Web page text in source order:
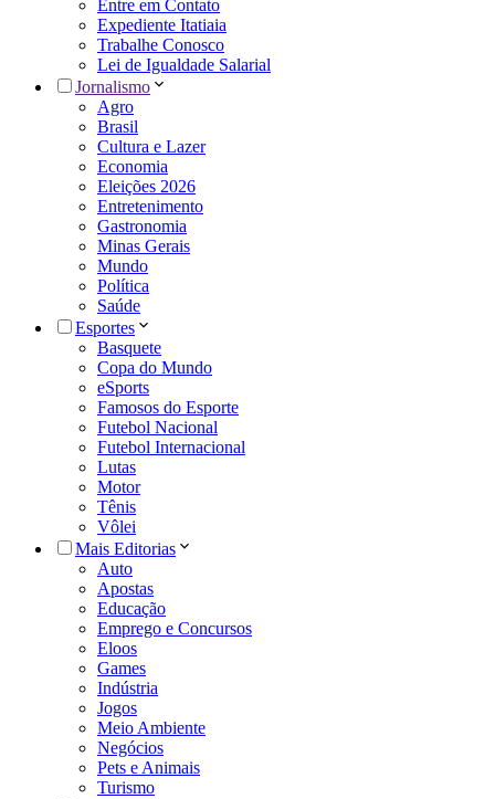
Entre em Contato
Expediente Itatiaia
Trabalhe Conosco
Lei de Igualdade Salarial
Jornalismo
Agro
Brasil
Cultura e Lazer
Economia
Eleições 2026
Entretenimento
Gastronomia
Minas Gerais
Mundo
Política
Saúde
Esportes
Basquete
Copa do Mundo
eSports
Famosos do Esporte
Futebol Nacional
Futebol Internacional
Lutas
Motor
Tênis
Vôlei
Mais Editorias
Auto
Apostas
Educação
Emprego e Concursos
Eloos
Games
Indústria
Jogos
Meio Ambiente
Negócios
Pets e Animais
Turismo